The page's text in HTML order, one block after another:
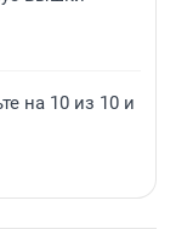
на 10 из 10 и